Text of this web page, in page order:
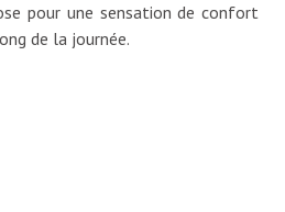
pour une sensation de confort
de la journée.